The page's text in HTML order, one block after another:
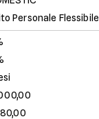
Personale Flessibile